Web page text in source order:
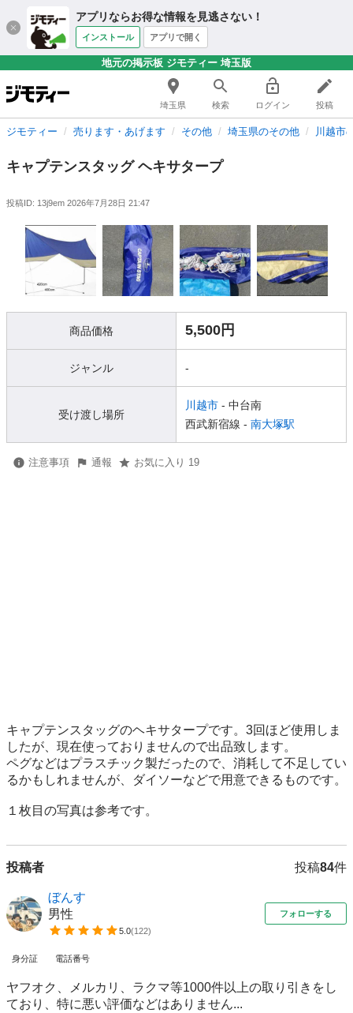
アプリならお得な情報を見逃さない！
インストール アプリで開く
地元の掲示板 ジモティー 埼玉版
埼玉県 検索 ログイン 投稿
ジモティー 売ります・あげます その他 埼玉県のその他 川越市
キャプテンスタッグ ヘキサタープ
投稿ID: 13j9em 2026年7月28日 21:47
商品価格 5,500円
ジャンル -
受け渡し場所
川越市 - 中台南
西武新宿線 - 南大塚駅
注意事項 通報 お気に入り 19
キャプテンスタッグのヘキサタープです。3回ほど使用しま
したが、現在使っておりませんので出品致します。
ペグなどはプラスチック製だったので、消耗して不足してい
るかもしれませんが、ダイソーなどで用意できるものです。
１枚目の写真は参考です。
投稿者 投稿84件
ぼんす
男性
5.0(122)
フォローする
身分証 電話番号
ヤフオク、メルカリ、ラクマ等1000件以上の取り引きをし
ており、特に悪い評価などはありません...